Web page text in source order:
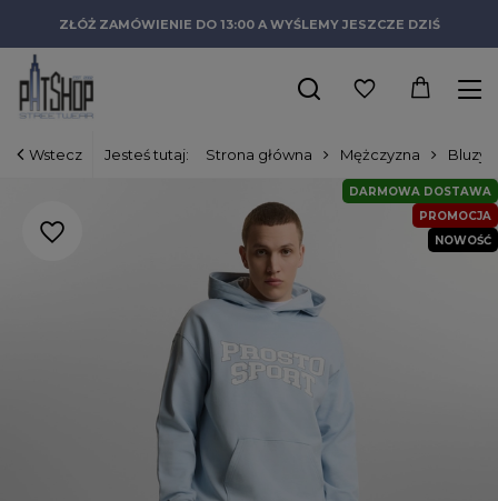
ZŁÓŻ ZAMÓWIENIE DO 13:00 A WYŚLEMY JESZCZE DZIŚ
Wstecz Jesteś tutaj: Strona główna Mężczyzna Bluzy
PROMOCJA
NOWOŚĆ
DARMOWA DOSTAWA